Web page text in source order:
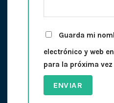
Guarda mi
electrónico y web
para la próxima